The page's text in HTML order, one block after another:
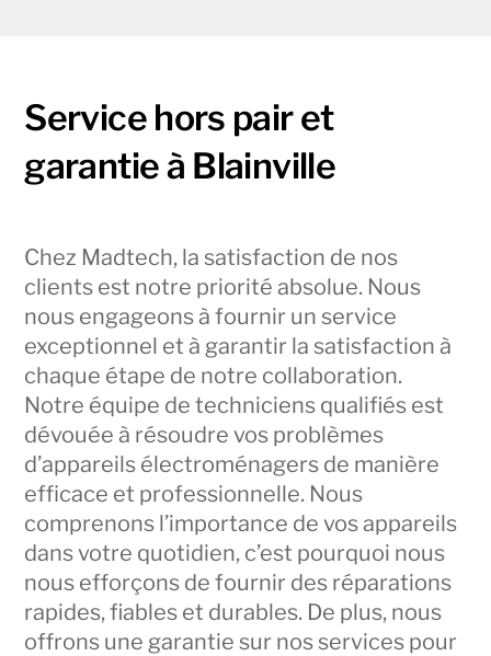
Service hors pair et
garantie à Blainville
Chez Madtech, la satisfaction de nos
clients est notre priorité absolue. Nous
nous engageons à fournir un service
exceptionnel et à garantir la satisfaction à
chaque étape de notre collaboration.
Notre équipe de techniciens qualifiés est
dévouée à résoudre vos problèmes
d’appareils électroménagers de manière
efficace et professionnelle. Nous
comprenons l’importance de vos appareils
dans votre quotidien, c’est pourquoi nous
nous efforçons de fournir des réparations
rapides, fiables et durables. De plus, nous
offrons une garantie sur nos services pour